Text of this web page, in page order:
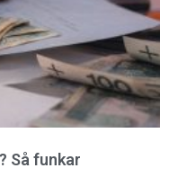
Så funkar